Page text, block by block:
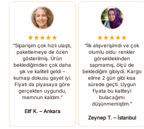
★★★★★
“Siparişim çok hızlı ulaştı,
paketlemeye de özen
gösterilmiş. Ürün
beklediğimden çok daha
şık ve kaliteli geldi –
kumaşı dokusu gayet iyi.
Fiyatı da piyasaya göre
gerçekten uygundu,
memnun kaldım.”
Elif K. – Ankara
★★★★★
“İlk alışverişimdi ve çok
olumlu oldu: renkler
görseldekinden
sapmamış, ölçü de
beklediğim gibiydi. Kargo
elime 2 gün gibi kısa
sürede geçti. Uygun
fiyata bu kaliteyi
bulacağımı
düşünmemiştim.”
Zeynep T. – İstanbul